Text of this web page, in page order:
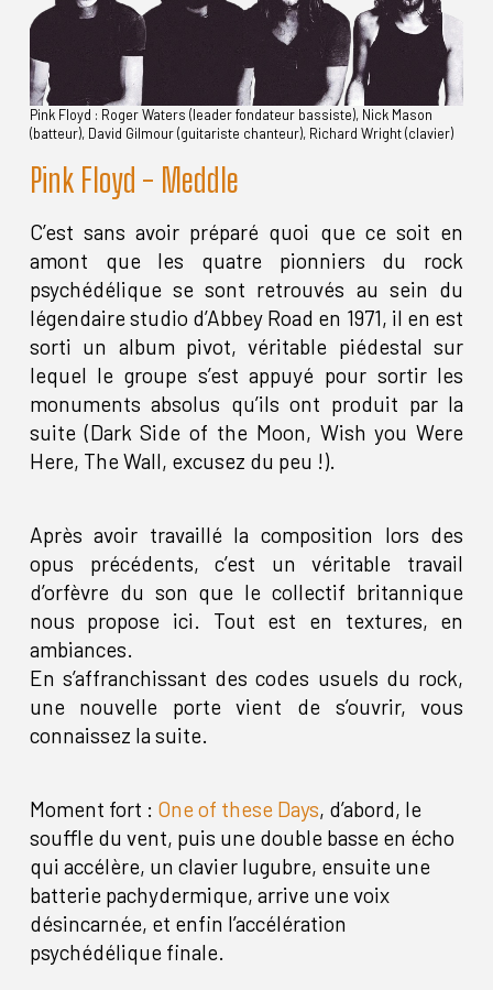
Pink Floyd : Roger Waters (leader fondateur bassiste), Nick Mason
(batteur), David Gilmour (guitariste chanteur), Richard Wright (clavier)
Pink Floyd - Meddle
C’est sans avoir préparé quoi que ce soit en
amont que les quatre pionniers du rock
psychédélique se sont retrouvés au sein du
légendaire studio d’Abbey Road en 1971, il en est
sorti un album pivot, véritable piédestal sur
lequel le groupe s’est appuyé pour sortir les
monuments absolus qu’ils ont produit par la
suite (Dark Side of the Moon, Wish you Were
Here, The Wall, excusez du peu !).
Après avoir travaillé la composition lors des
opus précédents, c’est un véritable travail
d’orfèvre du son que le collectif britannique
nous propose ici. Tout est en textures, en
ambiances.
En s’affranchissant des codes usuels du rock,
une nouvelle porte vient de s’ouvrir, vous
connaissez la suite.
Moment fort : One of these Days, d’abord, le
souffle du vent, puis une double basse en écho
qui accélère, un clavier lugubre, ensuite une
batterie pachydermique, arrive une voix
désincarnée, et enfin l’accélération
psychédélique finale.